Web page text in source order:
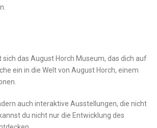
das ‍August Horch Museum, das dich auf
ein ‍in die Welt von August Horch, einem
auch interaktive ⁤Ausstellungen, die nicht
du ​nicht nur die Entwicklung des